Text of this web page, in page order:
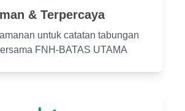
& Terpercaya
untuk catatan tabungan
FNH-BATAS UTAMA